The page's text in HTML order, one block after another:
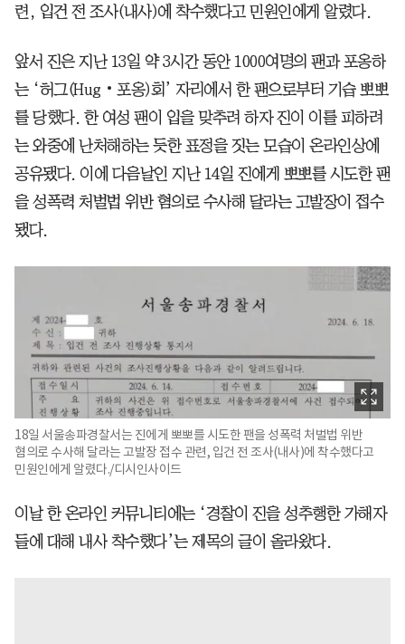
련, 입건 전 조사(내사)에 착수했다고 민원인에게 알렸다.
앞서 진은 지난 13일 약 3시간 동안 1000여명의 팬과 포옹하
는 ‘허그(Hug‧포옹)회’ 자리에서 한 팬으로부터 기습 뽀뽀
를 당했다. 한 여성 팬이 입을 맞추려 하자 진이 이를 피하려
는 와중에 난처해하는 듯한 표정을 짓는 모습이 온라인상에
공유됐다. 이에 다음날인 지난 14일 진에게 뽀뽀를 시도한 팬
을 성폭력 처벌법 위반 혐의로 수사해 달라는 고발장이 접수
됐다.
18일 서울송파경찰서는 진에게 뽀뽀를 시도한 팬을 성폭력 처벌법 위반
혐의로 수사해 달라는 고발장 접수 관련, 입건 전 조사(내사)에 착수했다고
민원인에게 알렸다./디시인사이드
이날 한 온라인 커뮤니티에는 ‘경찰이 진을 성추행한 가해자
들에 대해 내사 착수했다’는 제목의 글이 올라왔다.